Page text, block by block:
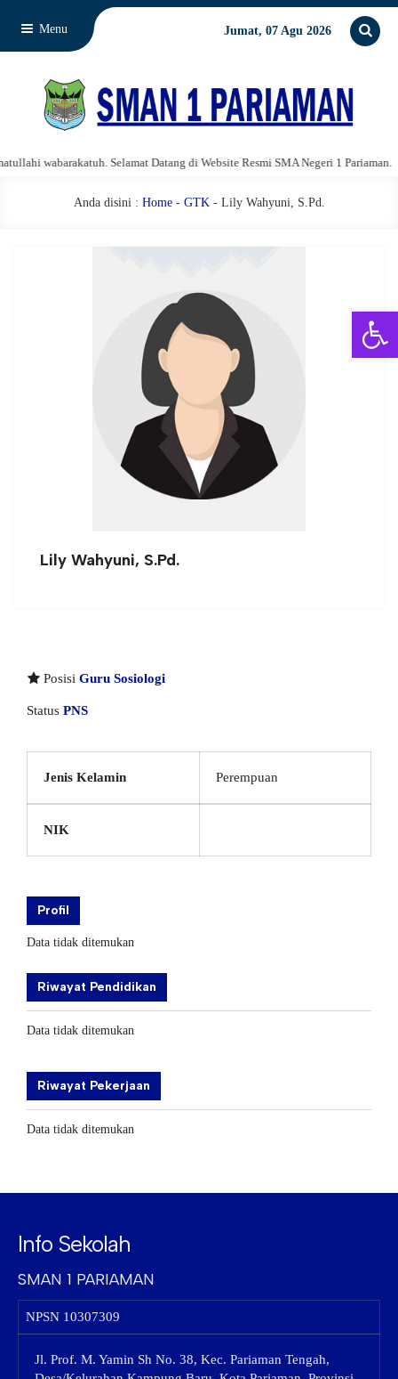
Menu Jumat, 07 Agu 2026
wabarakatuh. Selamat Datang di Website Resmi SMA Negeri 1 Pariaman.
Anda disini : Home- GTK- Lily Wahyuni, S.Pd.
Lily Wahyuni, S.Pd.
Posisi Guru Sosiologi
Status PNS
Jenis Kelamin Perempuan
NIK
Profil
Data tidak ditemukan
Riwayat Pendidikan
Data tidak ditemukan
Riwayat Pekerjaan
Data tidak ditemukan
Info Sekolah
SMAN 1 PARIAMAN
NPSN 10307309
Jl. Prof. M. Yamin Sh No. 38, Kec. Pariaman Tengah,